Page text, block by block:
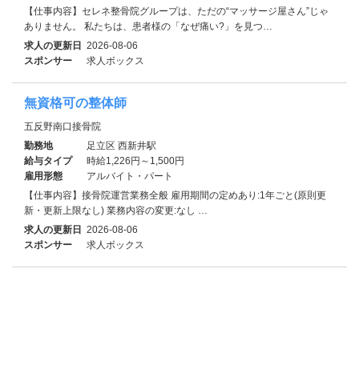
【仕事内容】セレネ整骨院グループは、ただの“マッサージ屋さん”じゃ
ありません。 私たちは、患者様の「なぜ痛い?」を見つ…
求人の更新日 2026-08-06
スポンサー
求人ボックス
無資格可の整体師
五反野南口接骨院
勤務地
足立区 西新井駅
給与タイプ
時給1,226円～1,500円
雇用形態
アルバイト・パート
【仕事内容】接骨院運営業務全般 雇用期間の定めあり:1年ごと(原則更
新・更新上限なし) 業務内容の変更:なし …
求人の更新日 2026-08-06
スポンサー
求人ボックス